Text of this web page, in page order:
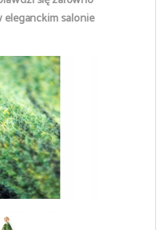
eleganckim salonie